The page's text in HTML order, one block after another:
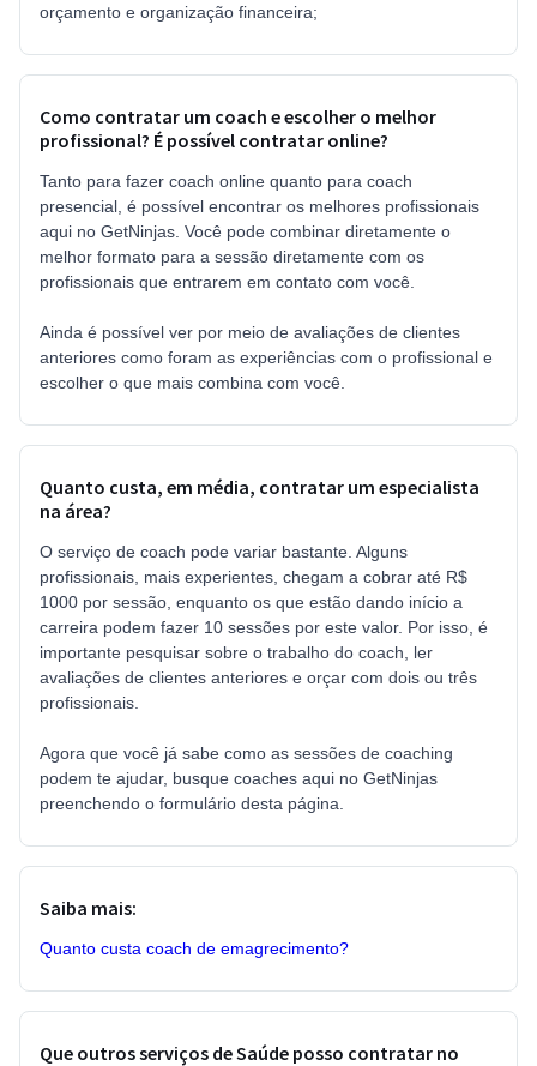
orçamento e organização financeira;
Como contratar um coach e escolher o melhor
profissional? É possível contratar online?
Tanto para fazer coach online quanto para coach
presencial, é possível encontrar os melhores profissionais
aqui no GetNinjas. Você pode combinar diretamente o
melhor formato para a sessão diretamente com os
profissionais que entrarem em contato com você.
Ainda é possível ver por meio de avaliações de clientes
anteriores como foram as experiências com o profissional e
escolher o que mais combina com você.
Quanto custa, em média, contratar um especialista
na área?
O serviço de coach pode variar bastante. Alguns
profissionais, mais experientes, chegam a cobrar até R$
1000 por sessão, enquanto os que estão dando início a
carreira podem fazer 10 sessões por este valor. Por isso, é
importante pesquisar sobre o trabalho do coach, ler
avaliações de clientes anteriores e orçar com dois ou três
profissionais.
Agora que você já sabe como as sessões de coaching
podem te ajudar, busque coaches aqui no GetNinjas
preenchendo o formulário desta página.
Saiba mais:
Quanto custa coach de emagrecimento?
Que outros serviços de Saúde posso contratar no